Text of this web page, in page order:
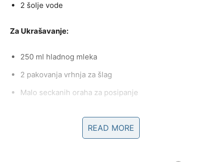
2 šolje vode
Za Ukrašavanje:
250 ml hladnog mleka
2 pakovanja vrhnja za šlag
Malo seckanih oraha za posipanje
READ MORE